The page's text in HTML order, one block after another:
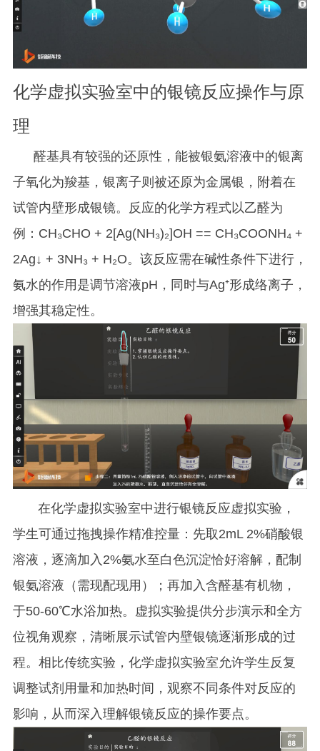
化学虚拟实验室中的银镜反应操作与原
理
醛基具有较强的还原性，能被银氨溶液中的银离
子氧化为羧基，银离子则被还原为金属银，附着在
试管内壁形成银镜。反应的化学方程式以乙醛为
例：CH₃CHO + 2[Ag(NH₃)₂]OH == CH₃COONH₄ +
2Ag↓ + 3NH₃ + H₂O。该反应需在碱性条件下进行，
氨水的作用是调节溶液pH，同时与Ag⁺形成络离子，
增强其稳定性。
在化学虚拟实验室中进行银镜反应虚拟实验，
学生可通过拖拽操作精准控量：先取2mL 2%硝酸银
溶液，逐滴加入2%氨水至白色沉淀恰好溶解，配制
银氨溶液（需现配现用）；再加入含醛基有机物，
于50-60℃水浴加热。虚拟实验提供分步演示和全方
位视角观察，清晰展示试管内壁银镜逐渐形成的过
程。相比传统实验，化学虚拟实验室允许学生反复
调整试剂用量和加热时间，观察不同条件对反应的
影响，从而深入理解银镜反应的操作要点。